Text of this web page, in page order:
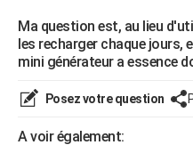
Alimentation
Guide de la santé
Maladies
Médicaments
Sommeil
VOYAGE
Destinations
City break
Voyage nature
Voyage de noces
Forum
Climat
+PHOTO
GUIDES D'ACHAT
BONS PLANS
Ma question est, au lieu
les recharger chaque jours,
mini générateur a essence
Posez votre question
A voir également: